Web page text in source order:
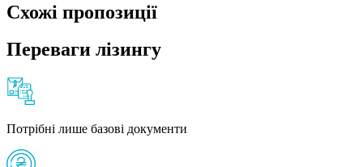
Схожі пропозиції
Переваги лізингу
Потрібні лише базові документи